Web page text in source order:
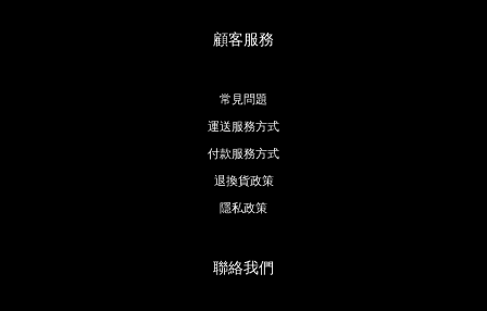
顧客服務
常見問題
運送服務方式
付款服務方式
退換貨政策
隱私政策
聯絡我們